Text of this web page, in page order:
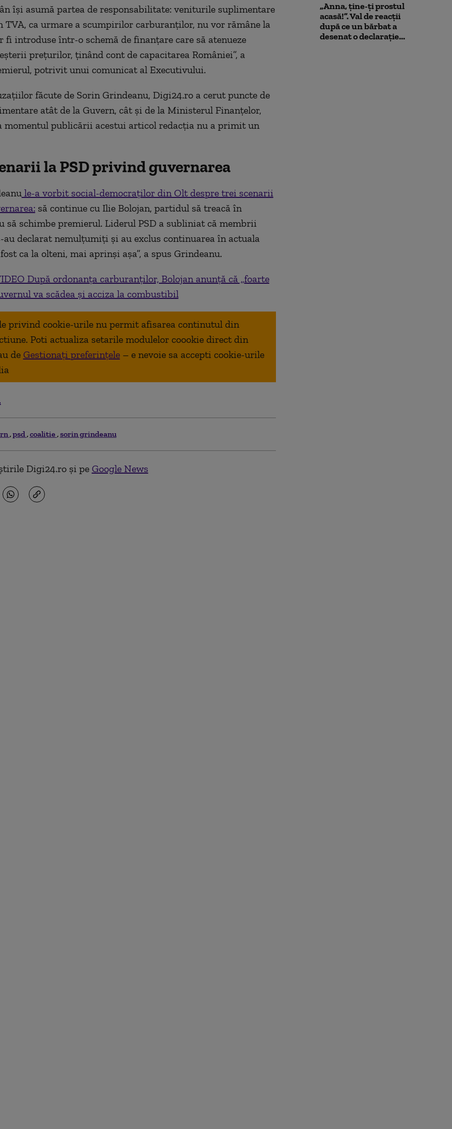
își asumă partea de responsabilitate: veniturile suplimentare
TVA, ca urmare a scumpirilor carburanților, nu vor rămâne la
fi introduse într-o schemă de finanțare care să atenueze
prețurilor, ținând cont de capacitarea României”, a
potrivit unui comunicat al Executivului.
făcute de Sorin Grindeanu, Digi24.ro a cerut puncte de
atât de la Guvern, cât și de la Ministerul Finanțelor,
momentul publicării acestui articol redacția nu a primit un
la PSD privind guvernarea
le-a vorbit social-democraților din Olt despre trei scenarii
să continue cu Ilie Bolojan, partidul să treacă în
să schimbe premierul. Liderul PSD a subliniat că membrii
declarat nemulțumiți și au exclus continuarea în actuala
ca la olteni, mai aprinși așa”, a spus Grindeanu.
După ordonanța carburanților, Bolojan anunță că „foarte
va scădea și acciza la combustibil
privind cookie-urile nu permit afisarea continutul din
Poti actualiza setarile modulelor coookie direct din
de Gestionați preferințele – e nevoie sa accepti cookie-urile
psd coalitie sorin grindeanu
Digi24.ro și pe Google News
„Anna, ţine-ţi prostul
acasă!”. Val de reacții
după ce un bărbat a
desenat o declarație...